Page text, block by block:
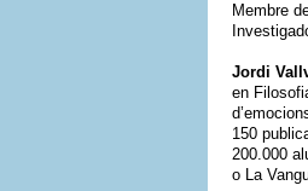
Membre
Jordi
en
150
200.000
o La